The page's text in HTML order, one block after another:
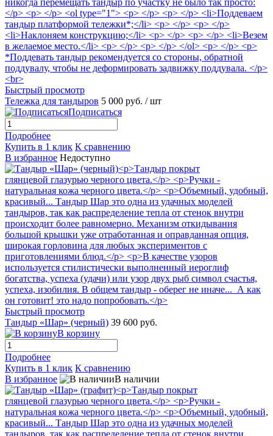
Быстрый просмотр
Тележка для тандыров 5 000 руб. / шт
Подписаться
Подробнее
Купить в 1 клик К сравнению
В избранное Недоступно
Быстрый просмотр
Тандыр «Шар» (черный) 39 600 руб.
В корзину
Подробнее
Купить в 1 клик К сравнению
В избранное
В наличии